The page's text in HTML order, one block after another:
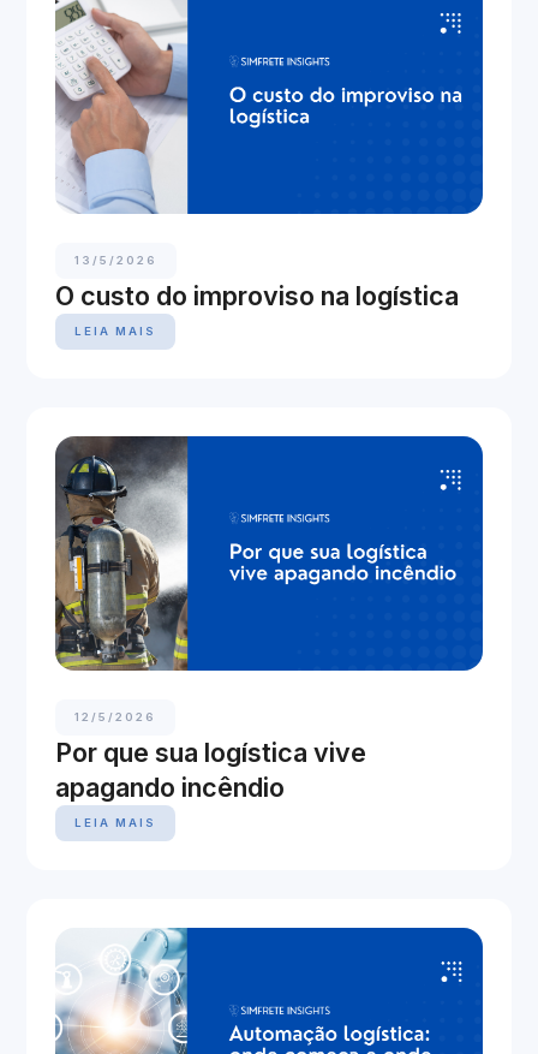
13/5/2026
O custo do improviso na logística
LEIA MAIS
12/5/2026
Por que sua logística vive
apagando incêndio
LEIA MAIS